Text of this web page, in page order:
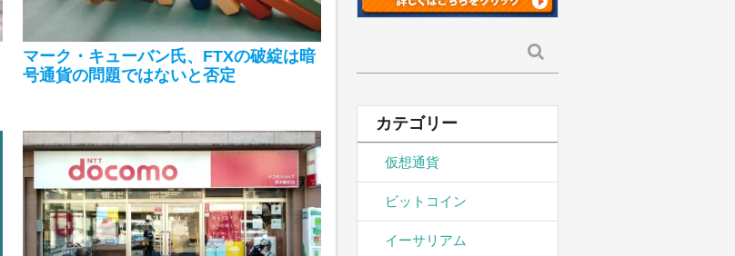
マーク・キューバン氏、FTXの破綻は暗
号通貨の問題ではないと否定
索:
カテゴリー
仮想通貨
ビットコイン
イーサリアム